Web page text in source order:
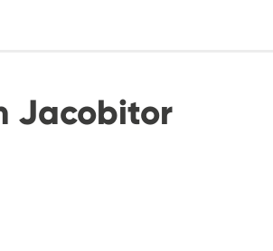
Jacobitor